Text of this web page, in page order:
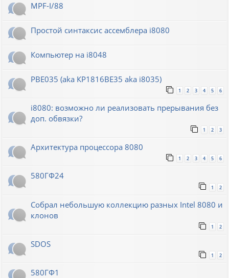
MPF-I/88
Простой синтаксис ассемблера i8080
Компьютер на i8048
РВЕ035 (aka КР1816ВЕ35 aka i8035)
1 2 3 4 5 6
i8080: возможно ли реализовать прерывания без
доп. обвязки?
1 2 3
Архитектура процессора 8080
1 2 3 4 5 6
580ГФ24
1 2
Собрал небольшую коллекцию разных Intel 8080 и
клонов
1 2
SDOS
1 2
580ГФ1